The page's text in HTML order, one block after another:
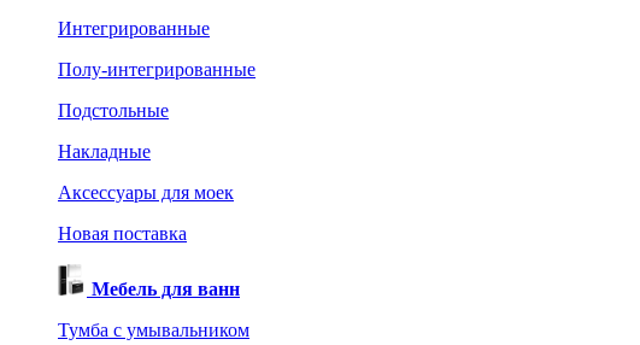
Интегрированные
Полу-интегрированные
Подстольные
Накладные
Аксессуары для моек
Новая поставка
Мебель для ванн
Тумба с умывальником